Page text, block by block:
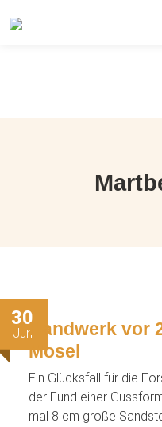
30
JunHandwerk vor
Mosel
Ein Glücksfall für die
der Fund einer
mal 8 cm große